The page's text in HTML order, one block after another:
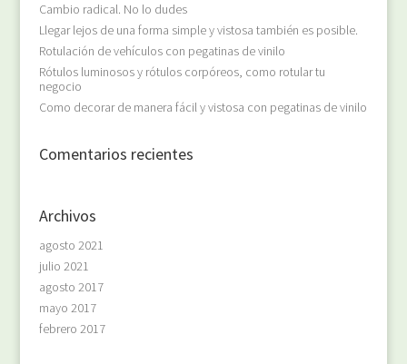
Cambio radical. No lo dudes
Llegar lejos de una forma simple y vistosa también es posible.
Rotulación de vehículos con pegatinas de vinilo
Rótulos luminosos y rótulos corpóreos, como rotular tu
negocio
Como decorar de manera fácil y vistosa con pegatinas de vinilo
Comentarios recientes
Archivos
agosto 2021
julio 2021
agosto 2017
mayo 2017
febrero 2017